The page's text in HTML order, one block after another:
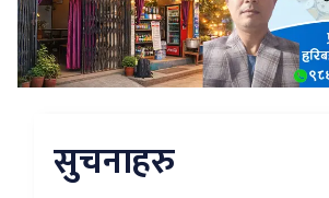
सुचनाहरु